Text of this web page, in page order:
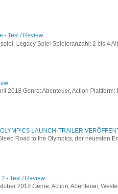
- Test / Review
Legacy Spiel Spieleranzahl: 2 bis 4
2018 Genre: Abenteuer, Action
LAUNCH-TRAILER
Road to the Olympics, der neuesten
- Test / Review
2018 Genre: Action, Abenteuer,